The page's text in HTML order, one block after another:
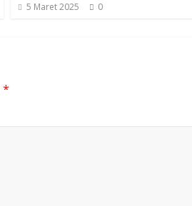
5 Maret 2025 0
*